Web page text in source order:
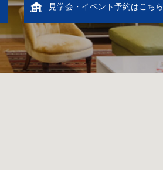
見学会・イベント予約はこちら